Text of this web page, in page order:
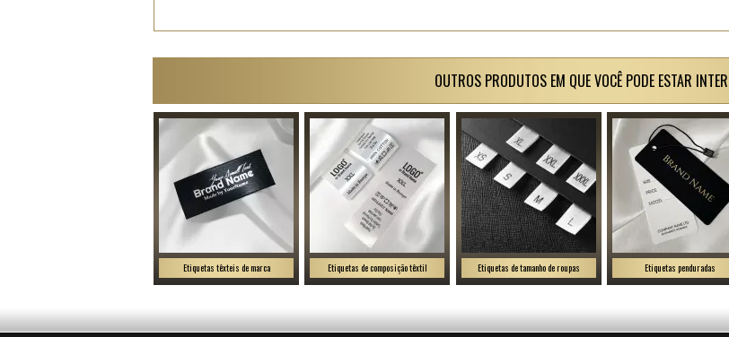
OUTROS PRODUTOS EM QUE VOCÊ PODE ESTAR
Etiquetas têxteis de marca Etiquetas de composição têxtil Etiquetas de tamanho de roupas Etiquetas penduradas